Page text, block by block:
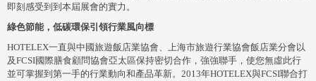
即刻感受到到本屆展會的實力。
綠色節能，低碳環保引領行業風向標
HOTELEX一直與中國旅遊飯店業協會、上海市旅遊行業協會飯店業分會以
及FCSI國際膳食顧問協會亞太區保持密切合作，強強聯手，使您無虛此行
並可掌握到第一手的行業動向和產品革新。2013年HOTELEX與FCSI聯合打